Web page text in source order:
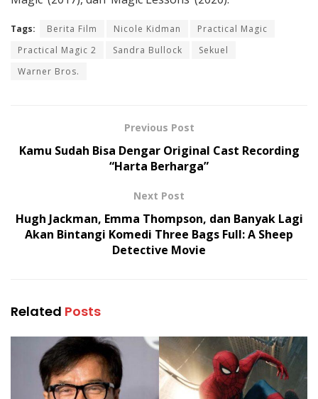
Tags: Berita Film Nicole Kidman
Practical Magic
Practical Magic 2
Sandra Bullock
Sekuel
Warner Bros.
Previous Post
Kamu Sudah Bisa Dengar Original Cast Recording
“Harta Berharga”
Next Post
Hugh Jackman, Emma Thompson, dan Banyak Lagi
Akan Bintangi Komedi Three Bags Full: A Sheep
Detective Movie
Related Posts